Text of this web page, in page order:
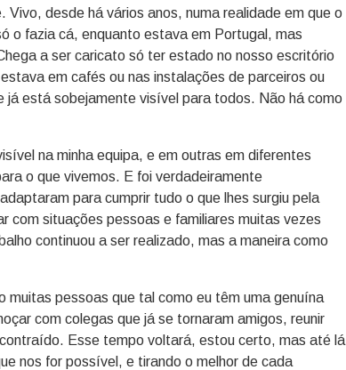
desde há vários anos, numa realidade em que o
o fazia cá, enquanto estava em Portugal, mas
a ser caricato só ter estado no nosso escritório
em cafés ou nas instalações de parceiros ou
já está sobejamente visível para todos. Não há como
na minha equipa, e em outras em diferentes
o que vivemos. E foi verdadeiramente
para cumprir tudo o que lhes surgiu pela
com situações pessoas e familiares muitas vezes
continuou a ser realizado, mas a maneira como
muitas pessoas que tal como eu têm uma genuína
com colegas que já se tornaram amigos, reunir
Esse tempo voltará, estou certo, mas até lá
nos for possível, e tirando o melhor de cada